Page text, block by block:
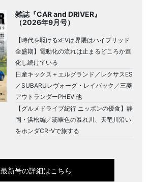
雑誌『CAR and DRIVER』
（2026年9月号）
【時代を駆けるxEVは界隈はハイブリッド
全盛期】電動化の流れは止まるどころか進
化し続けている
日産キックス＋エルグランド／レクサスES
／SUBARUレヴォーグ・レイバック／三菱
アウトランダーPHEV 他
【グルメドライブ紀行 ニッポンの優食】静
岡・浜松編／翡翠色の暴れ川、天竜川沿い
をホンダCR-Vで旅する
最新号の詳細はこちら